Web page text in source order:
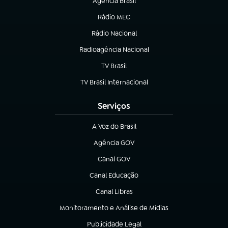
(abre em nova aba)
Rádio MEC
Rádio Nacional
(abre em nova aba)
Radioagência Nacional
(abre em nova aba)
TV Brasil
(abre em nova aba)
TV Brasil Internacional
(abre em nova aba)
Serviços
A Voz do Brasil
(abre em nova aba)
Agência GOV
(abre em nova aba)
Canal GOV
(abre em nova aba)
Canal Educação
(abre em nova aba)
Canal Libras
(abre em nova aba)
Monitoramento e Análise de Mídias
(abre em nova aba)
Publicidade Legal